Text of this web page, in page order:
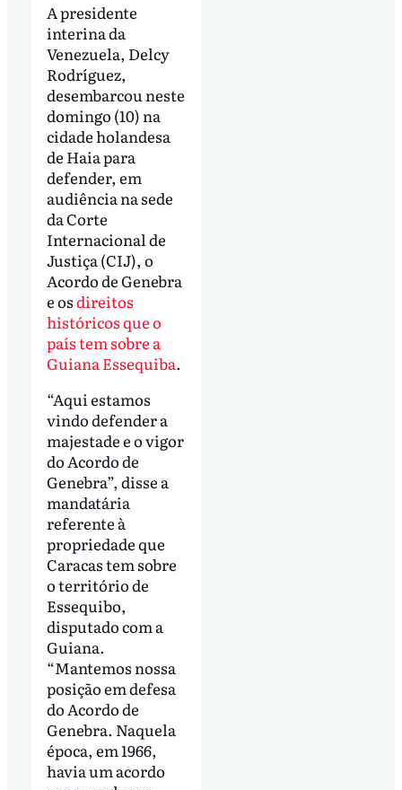
A presidente
interina da
Venezuela, Delcy
Rodríguez,
desembarcou neste
domingo (10) na
cidade holandesa
de Haia para
defender, em
audiência na sede
da Corte
Internacional de
Justiça (CIJ), o
Acordo de Genebra
e osdireitos
históricos que o
país tem sobre a
Guiana Essequiba.
“Aqui estamos
vindo defender a
majestade e o vigor
do Acordo de
Genebra”, disse a
mandatária
referente à
propriedade que
Caracas tem sobre
o território de
Essequibo,
disputado com a
Guiana.
“Mantemos nossa
posição em defesa
do Acordo de
Genebra. Naquela
época, em 1966,
havia um acordo